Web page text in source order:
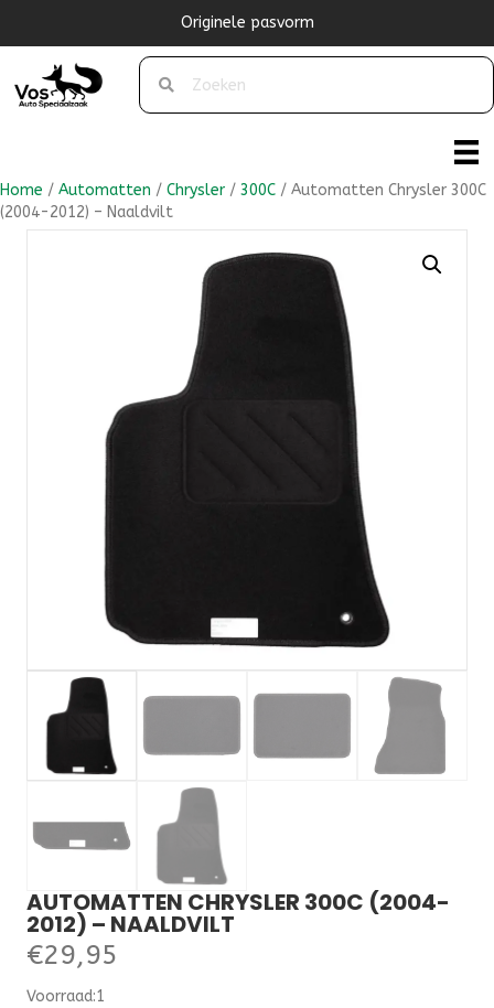
Originele pasvorm
Home / Automatten / Chrysler / 300C / Automatten Chrysler 300C
(2004-2012) – Naaldvilt
AUTOMATTEN CHRYSLER 300C (2004-
2012) – NAALDVILT
€29,95
Voorraad:1